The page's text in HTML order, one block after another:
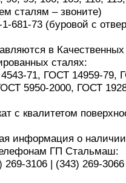
сталям – звоните)
681-73 (буровой с
в
сталях:
71, ГОСТ 14959-79,
5950-2000, ГОСТ
с квалитетом
информация о
ГП Стальмаш:
269-3106 | (343) 269-